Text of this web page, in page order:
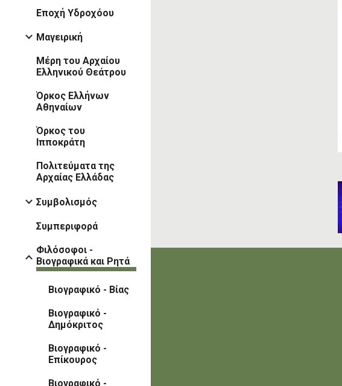
Εποχή Υδροχόου
Μαγειρική
Μέρη του Αρχαίου
Ελληνικού Θεάτρου
Όρκος Ελλήνων
Αθηναίων
Όρκος του
Ιπποκράτη
Πολιτεύματα της
Αρχαίας Ελλάδας
Συμβολισμός
Συμπεριφορά
Φιλόσοφοι -
Βιογραφικά και Ρητά
Βιογραφικό - Βίας
Βιογραφικό -
Δημόκριτος
Βιογραφικό -
Επίκουρος
Βιογραφικό -